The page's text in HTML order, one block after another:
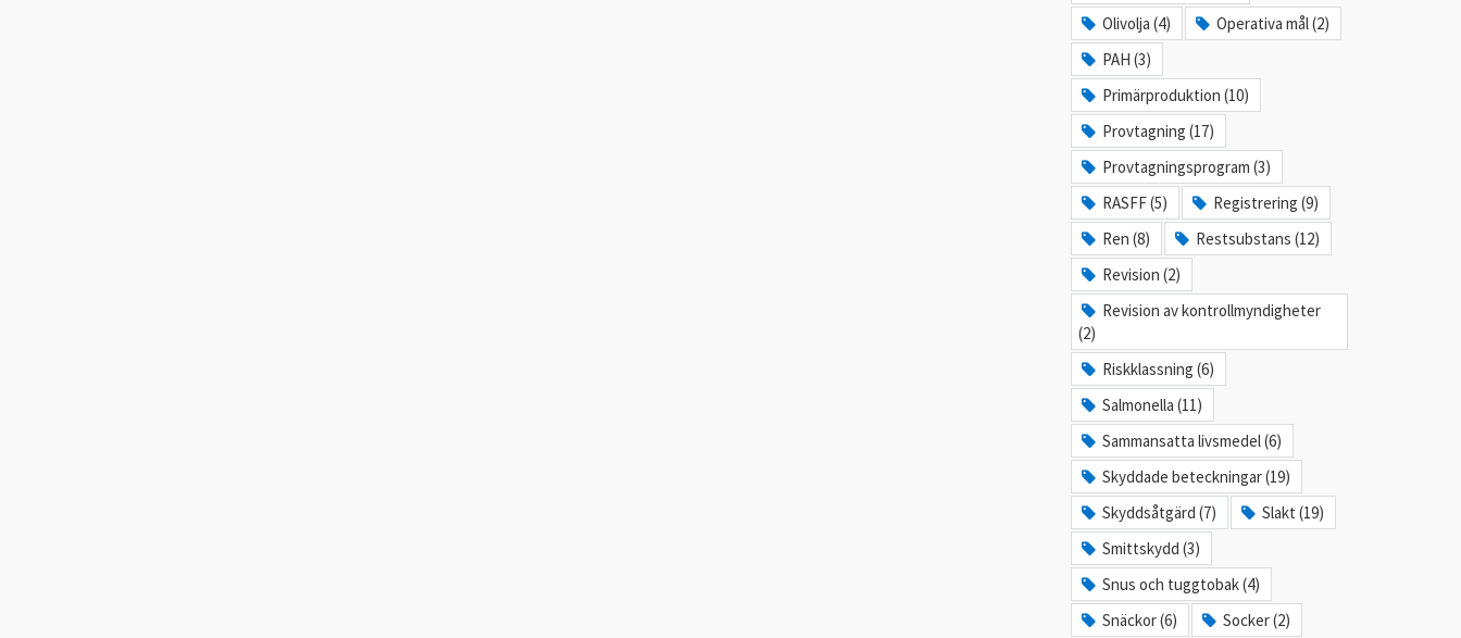
Olivolja (4)
Operativa mål (2)
PAH (3)
Primärproduktion (10)
Provtagning (17)
Provtagningsprogram (3)
RASFF (5)
Registrering (9)
Ren (8)
Restsubstans (12)
Revision (2)
Revision av kontrollmyndigheter
(2)
Riskklassning (6)
Salmonella (11)
Sammansatta livsmedel (6)
Skyddade beteckningar (19)
Skyddsåtgärd (7)
Slakt (19)
Smittskydd (3)
Snus och tuggtobak (4)
Snäckor (6)
Socker (2)